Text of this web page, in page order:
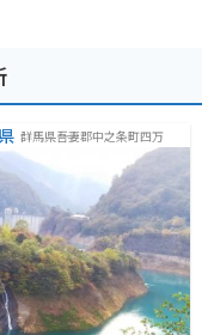
群馬県吾妻郡中之条町四万